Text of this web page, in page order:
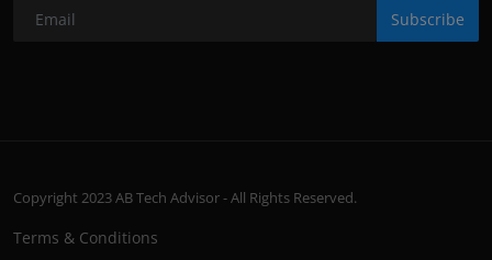
Subscribe
Copyright 2023 AB Tech Advisor - All Rights Reserved.
Terms & Conditions